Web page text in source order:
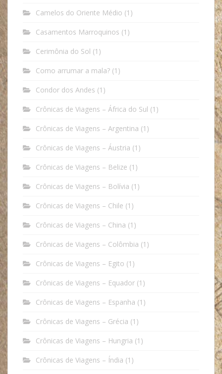
Camelos do Oriente Médio (1)
Casamentos Marroquinos (1)
Cerimônia do Sol (1)
Como arrumar a mala? (1)
Condor dos Andes (1)
Crônicas de Viagens – África do Sul (1)
Crônicas de Viagens – Argentina (1)
Crônicas de Viagens – Áustria (1)
Crônicas de Viagens – Belize (1)
Crônicas de Viagens – Bolívia (1)
Crônicas de Viagens – Chile (1)
Crônicas de Viagens – China (1)
Crônicas de Viagens – Colômbia (1)
Crônicas de Viagens – Egito (1)
Crônicas de Viagens – Equador (1)
Crônicas de Viagens – Espanha (1)
Crônicas de Viagens – Grécia (1)
Crônicas de Viagens – Hungria (1)
Crônicas de Viagens – Índia (1)